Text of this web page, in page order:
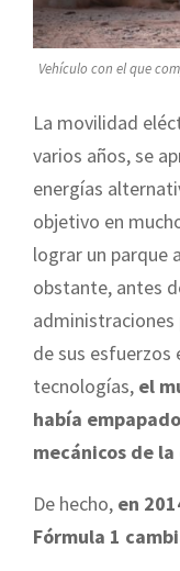
Vehículo con el que
La movilidad
varios años, se
energías
objetivo en
lograr un parque
obstante, antes
de sus
tecnologías, el
había
mecánicos de
De hecho, en
Fórmula 1